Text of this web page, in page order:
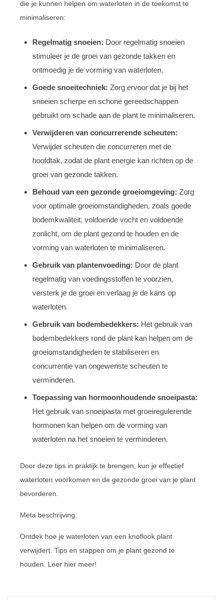
die je kunnen helpen om waterloten in de toekomst te
minimaliseren:
Regelmatig snoeien: Door regelmatig snoeien
stimuleer je de groei van gezonde takken en
ontmoedig je de vorming van waterloten.
Goede snoeitechniek: Zorg ervoor dat je bij het
snoeien scherpe en schone gereedschappen
gebruikt om schade aan de plant te minimaliseren.
Verwijderen van concurrerende scheuten:
Verwijder scheuten die concurreren met de
hoofdtak, zodat de plant energie kan richten op de
groei van gezonde takken.
Behoud van een gezonde groeiomgeving: Zorg
voor optimale groeiomstandigheden, zoals goede
bodemkwaliteit, voldoende vocht en voldoende
zonlicht, om de plant gezond te houden en de
vorming van waterloten te minimaliseren.
Gebruik van plantenvoeding: Door de plant
regelmatig van voedingsstoffen te voorzien,
versterk je de groei en verlaag je de kans op
waterloten.
Gebruik van bodembedekkers: Het gebruik van
bodembedekkers rond de plant kan helpen om de
groeiomstandigheden te stabiliseren en
concurrentie van ongewenste scheuten te
verminderen.
Toepassing van hormoonhoudende snoeipasta:
Het gebruik van snoeipasta met groeiregulerende
hormonen kan helpen om de vorming van
waterloten na het snoeien te verminderen.
Door deze tips in praktijk te brengen, kun je effectief
waterloten voorkomen en de gezonde groei van je plant
bevorderen.
Meta beschrijving:
Ontdek hoe je waterloten van een knoflook plant
verwijdert. Tips en stappen om je plant gezond te
houden. Leer hier meer!